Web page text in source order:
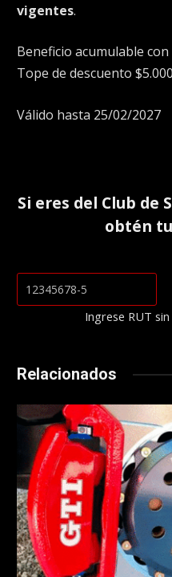
vigentes.
Beneficio acumulable
Tope de descuento
Válido hasta 25/02/2027
Si eres del Club de
obtén
Ingrese RUT
Relacionados